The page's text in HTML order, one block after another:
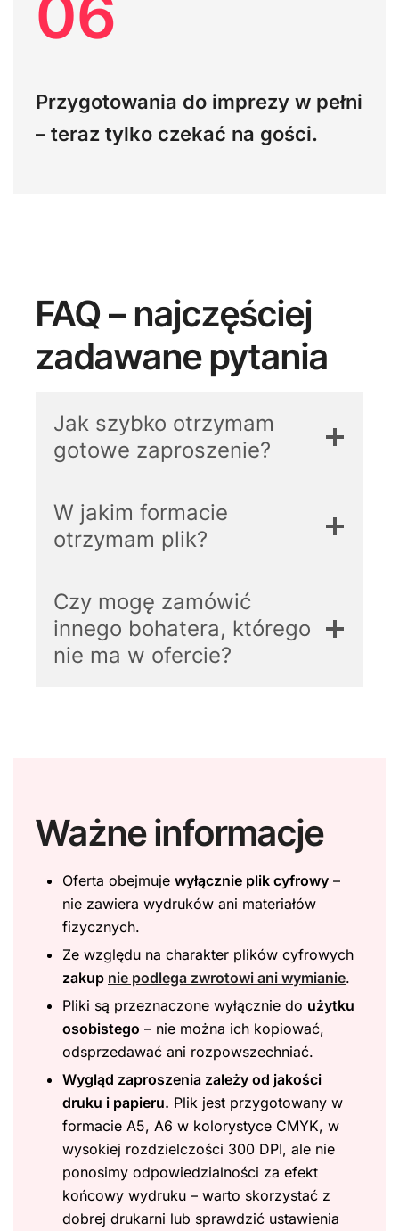
06
Przygotowania do imprezy w pełni
– teraz tylko czekać na gości.
FAQ – najczęściej
zadawane pytania
Jak szybko otrzymam
gotowe zaproszenie?
W jakim formacie
otrzymam plik?
Czy mogę zamówić
innego bohatera, którego
nie ma w ofercie?
Ważne informacje
Oferta obejmuje wyłącznie plik cyfrowy –
nie zawiera wydruków ani materiałów
fizycznych.
Ze względu na charakter plików cyfrowych
zakup nie podlega zwrotowi ani wymianie.
Pliki są przeznaczone wyłącznie do użytku
osobistego – nie można ich kopiować,
odsprzedawać ani rozpowszechniać.
Wygląd zaproszenia zależy od jakości
druku i papieru. Plik jest przygotowany w
formacie A5, A6 w kolorystyce CMYK, w
wysokiej rozdzielczości 300 DPI, ale nie
ponosimy odpowiedzialności za efekt
końcowy wydruku – warto skorzystać z
dobrej drukarni lub sprawdzić ustawienia